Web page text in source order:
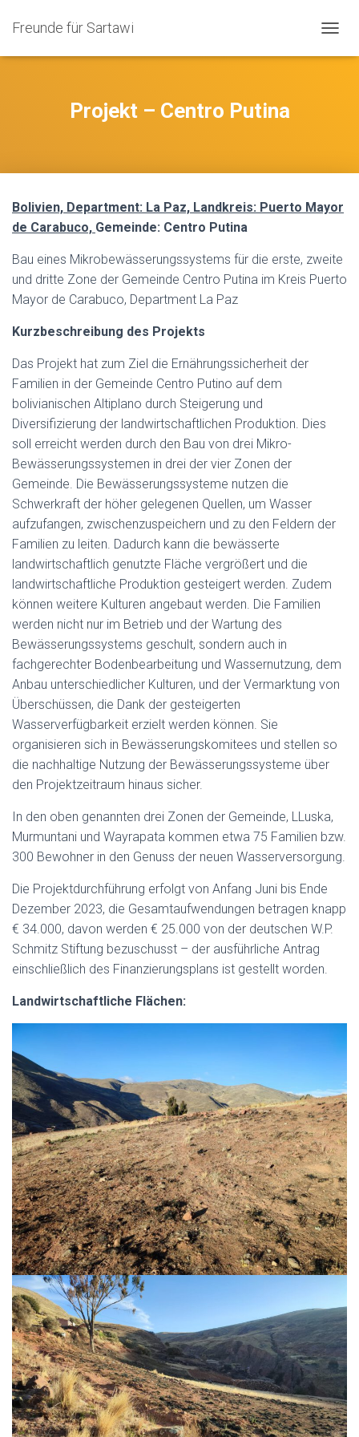
Freunde für Sartawi
A
M
H
L
Projekt – Centro Putina
Bolivien, Department: La Paz, Landkreis: Puerto Mayor
de Carabuco, Gemeinde: Centro Putina
Bau eines Mikrobewässerungssystems für die erste, zweite
und dritte Zone der Gemeinde Centro Putina im Kreis Puerto
Mayor de Carabuco, Department La Paz
Kurzbeschreibung des Projekts
Das Projekt hat zum Ziel die Ernährungssicherheit der
Familien in der Gemeinde Centro Putino auf dem
bolivianischen Altiplano durch Steigerung und
Diversifizierung der landwirtschaftlichen Produktion. Dies
soll erreicht werden durch den Bau von drei Mikro-
Bewässerungssystemen in drei der vier Zonen der
Gemeinde. Die Bewässerungssysteme nutzen die
Schwerkraft der höher gelegenen Quellen, um Wasser
aufzufangen, zwischenzuspeichern und zu den Feldern der
Familien zu leiten. Dadurch kann die bewässerte
landwirtschaftlich genutzte Fläche vergrößert und die
landwirtschaftliche Produktion gesteigert werden. Zudem
können weitere Kulturen angebaut werden. Die Familien
werden nicht nur im Betrieb und der Wartung des
Bewässerungssystems geschult, sondern auch in
fachgerechter Bodenbearbeitung und Wassernutzung, dem
Anbau unterschiedlicher Kulturen, und der Vermarktung von
Überschüssen, die Dank der gesteigerten
Wasserverfügbarkeit erzielt werden können. Sie
organisieren sich in Bewässerungskomitees und stellen so
die nachhaltige Nutzung der Bewässerungssysteme über
den Projektzeitraum hinaus sicher.
In den oben genannten drei Zonen der Gemeinde, LLuska,
Murmuntani und Wayrapata kommen etwa 75 Familien bzw.
300 Bewohner in den Genuss der neuen Wasserversorgung.
Die Projektdurchführung erfolgt von Anfang Juni bis Ende
Dezember 2023, die Gesamtaufwendungen betragen knapp
€ 34.000, davon werden € 25.000 von der deutschen W.P.
Schmitz Stiftung bezuschusst – der ausführliche Antrag
einschließlich des Finanzierungsplans ist gestellt worden.
Landwirtschaftliche Flächen: